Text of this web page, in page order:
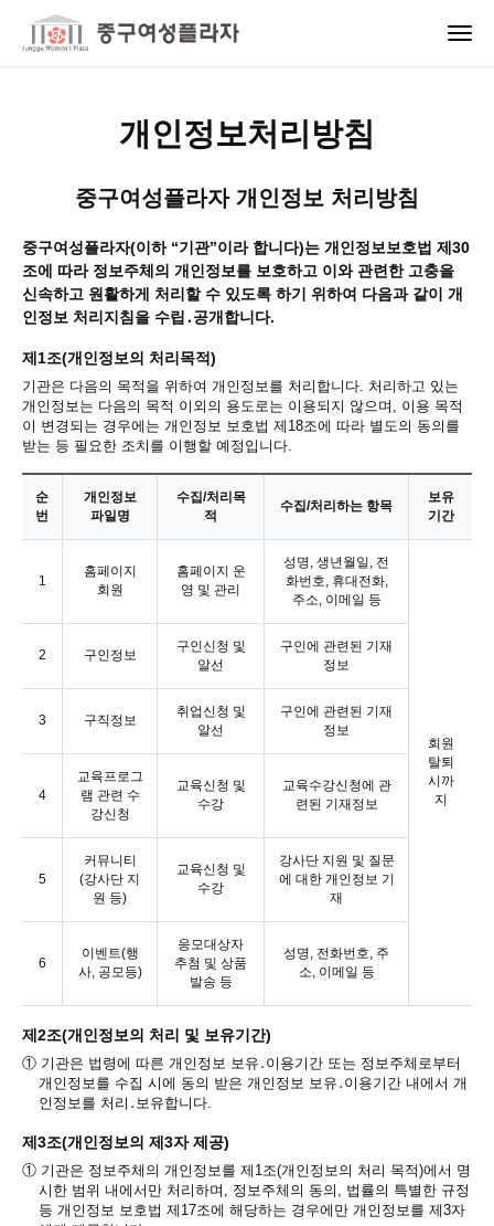
개인정보처리방침
중구여성플라자 개인정보 처리방침
중구여성플라자(이하 “기관”이라 합니다)는 개인정보보호법 제30
조에 따라 정보주체의 개인정보를 보호하고 이와 관련한 고충을
신속하고 원활하게 처리할 수 있도록 하기 위하여 다음과 같이 개
인정보 처리지침을 수립․공개합니다.
제1조(개인정보의 처리목적)
기관은 다음의 목적을 위하여 개인정보를 처리합니다. 처리하고 있는
개인정보는 다음의 목적 이외의 용도로는 이용되지 않으며, 이용 목적
이 변경되는 경우에는 개인정보 보호법 제18조에 따라 별도의 동의를
받는 등 필요한 조치를 이행할 예정입니다.
순
번
개인정보
파일명
수집/처리목
적
수집/처리하는 항목
보유
기간
1
홈페이지
회원
홈페이지 운
영 및 관리
성명, 생년월일, 전
화번호, 휴대전화,
주소, 이메일 등
회원
탈퇴
시까
지
2 구인정보
구인신청 및
알선
구인에 관련된 기재
정보
3 구직정보
취업신청 및
알선
구인에 관련된 기재
정보
4
교육프로그
램 관련 수
강신청
교육신청 및
수강
교육수강신청에 관
련된 기재정보
5
커뮤니티
(강사단 지
원 등)
교육신청 및
수강
강사단 지원 및 질문
에 대한 개인정보 기
재
6
이벤트(행
사, 공모등)
응모대상자
추첨 및 상품
발송 등
성명, 전화번호, 주
소, 이메일 등
제2조(개인정보의 처리 및 보유기간)
① 기관은 법령에 따른 개인정보 보유․이용기간 또는 정보주체로부터
개인정보를 수집 시에 동의 받은 개인정보 보유․이용기간 내에서 개
인정보를 처리․보유합니다.
제3조(개인정보의 제3자 제공)
① 기관은 정보주체의 개인정보를 제1조(개인정보의 처리 목적)에서 명
시한 범위 내에서만 처리하며, 정보주체의 동의, 법률의 특별한 규정
등 개인정보 보호법 제17조에 해당하는 경우에만 개인정보를 제3자